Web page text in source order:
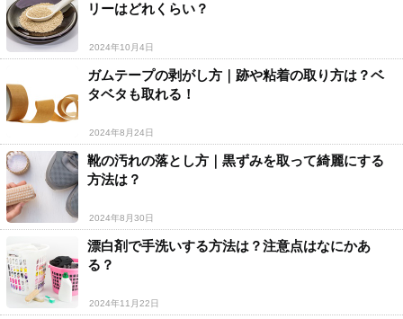
リーはどれくらい？
2024年10月4日
ガムテープの剥がし方｜跡や粘着の取り方は？ベ
タベタも取れる！
2024年8月24日
靴の汚れの落とし方｜黒ずみを取って綺麗にする
方法は？
2024年8月30日
漂白剤で手洗いする方法は？注意点はなにかあ
る？
2024年11月22日